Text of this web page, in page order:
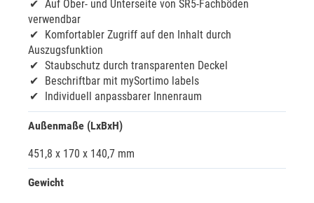
Auf Ober- und Unterseite von SR5-Fachböden
verwendbar
Komfortabler Zugriff auf den Inhalt durch
Auszugsfunktion
Staubschutz durch transparenten Deckel
Beschriftbar mit mySortimo labels
Individuell anpassbarer Innenraum
Außenmaße (LxBxH)
451,8 x 170 x 140,7 mm
Gewicht